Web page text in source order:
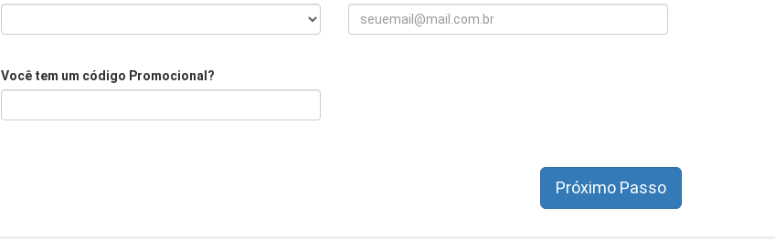
Você tem um código Promocional?
Próximo Passo